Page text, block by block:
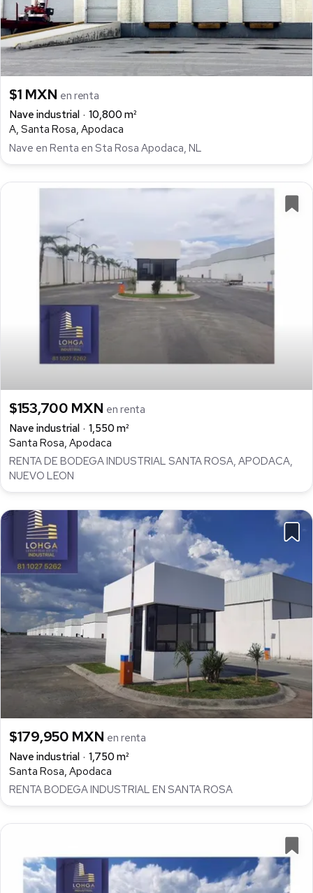
$1 MXN en renta
Nave industrial
10,800 m²
A, Santa Rosa, Apodaca
Nave en Renta en Sta Rosa Apodaca, NL
$153,700 MXN en renta
Nave industrial
1,550 m²
Santa Rosa, Apodaca
RENTA DE BODEGA INDUSTRIAL SANTA ROSA, APODACA,
NUEVO LEON
$179,950 MXN en renta
Nave industrial
1,750 m²
Santa Rosa, Apodaca
RENTA BODEGA INDUSTRIAL EN SANTA ROSA